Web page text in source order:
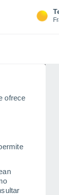
ofrece